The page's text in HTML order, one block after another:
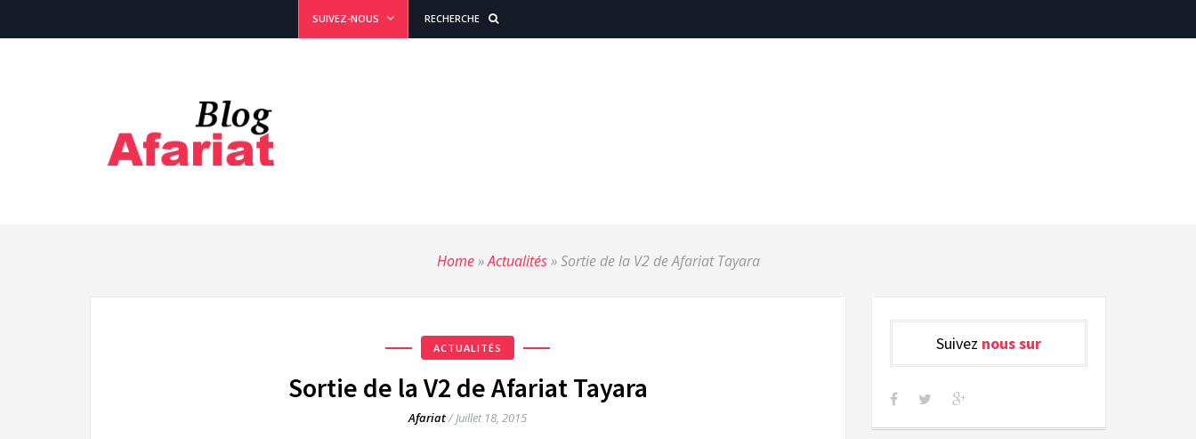
SUIVEZ-NOUS RECHERCHE
Home»Actualités»Sortie de la V2 de Afariat Tayara
ACTUALITÉS
Sortie de la V2 de Afariat Tayara
Afariat/Juillet 18, 2015
Suivez nous sur